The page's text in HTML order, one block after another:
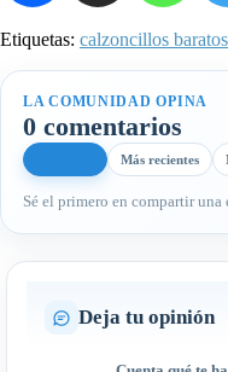
Etiquetas: calzoncillos baratos
LA COMUNIDAD OPINA
0 comentarios
Más recientes
Sé el primero en compartir
Deja tu opinión